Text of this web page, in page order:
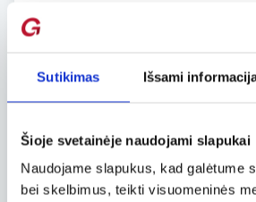
Sutikimas Išsami
Šioje svetainėje naudojami slapukai
Naudojame slapukus, kad galėtume
bei skelbimus, teikti visuomeninės
Net kelių Centrinės Azijos
pasaulyje. Išvertus į lietuvių
dykumos pavadinimas reiškia
vadinamieji barchanai, arba
Simpsono dykuma, Australija